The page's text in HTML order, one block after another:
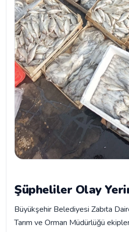
Şüpheliler Olay
Büyükşehir Belediyesi Zabıta
Tarım ve Orman Müdürlüğü